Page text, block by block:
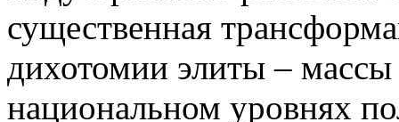
существенная
дихотомии элиты – массы
национальном уровнях